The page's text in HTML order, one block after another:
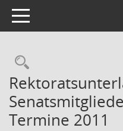
Toggle navigation
Termine 2011